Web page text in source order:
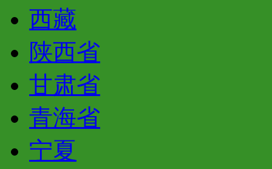
西藏
陕西省
甘肃省
青海省
宁夏